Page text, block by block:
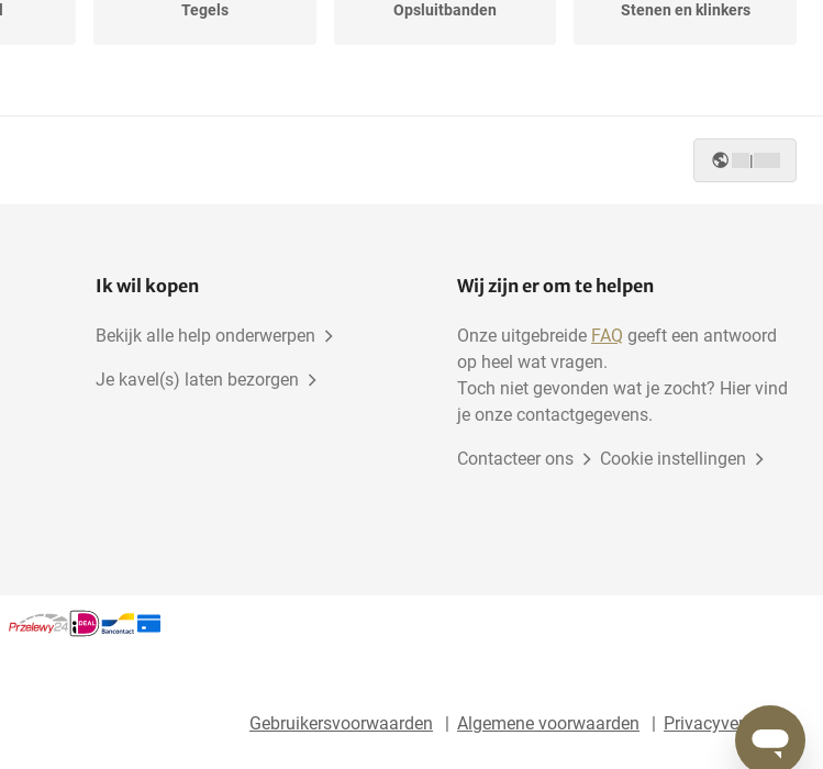
Tegels Opsluitbanden Stenen en klinkers
|
Ik wil kopen
Bekijk alle help onderwerpen
Je kavel(s) laten bezorgen
Wij zijn er om te helpen
Onze uitgebreide FAQ geeft een antwoord
op heel wat vragen.
Toch niet gevonden wat je zocht? Hier vind
je onze contactgegevens.
Contacteer ons Cookie instellingen
Gebruikersvoorwaarden Algemene voorwaarden Privacyverklaring